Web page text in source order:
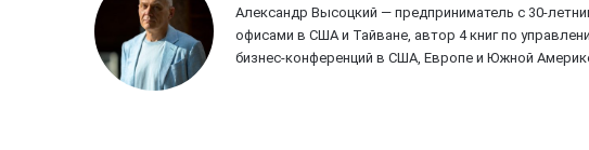
Александр Высоцкий — предприниматель с 30-
офисами в США и Тайване, автор 4 книг по
бизнес-конференций в США, Европе и Южной